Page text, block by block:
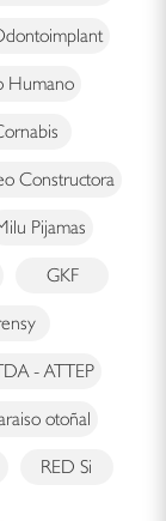
Humano
Constructora
Pijamas
GKF
- ATTEP
otoñal
RED Si